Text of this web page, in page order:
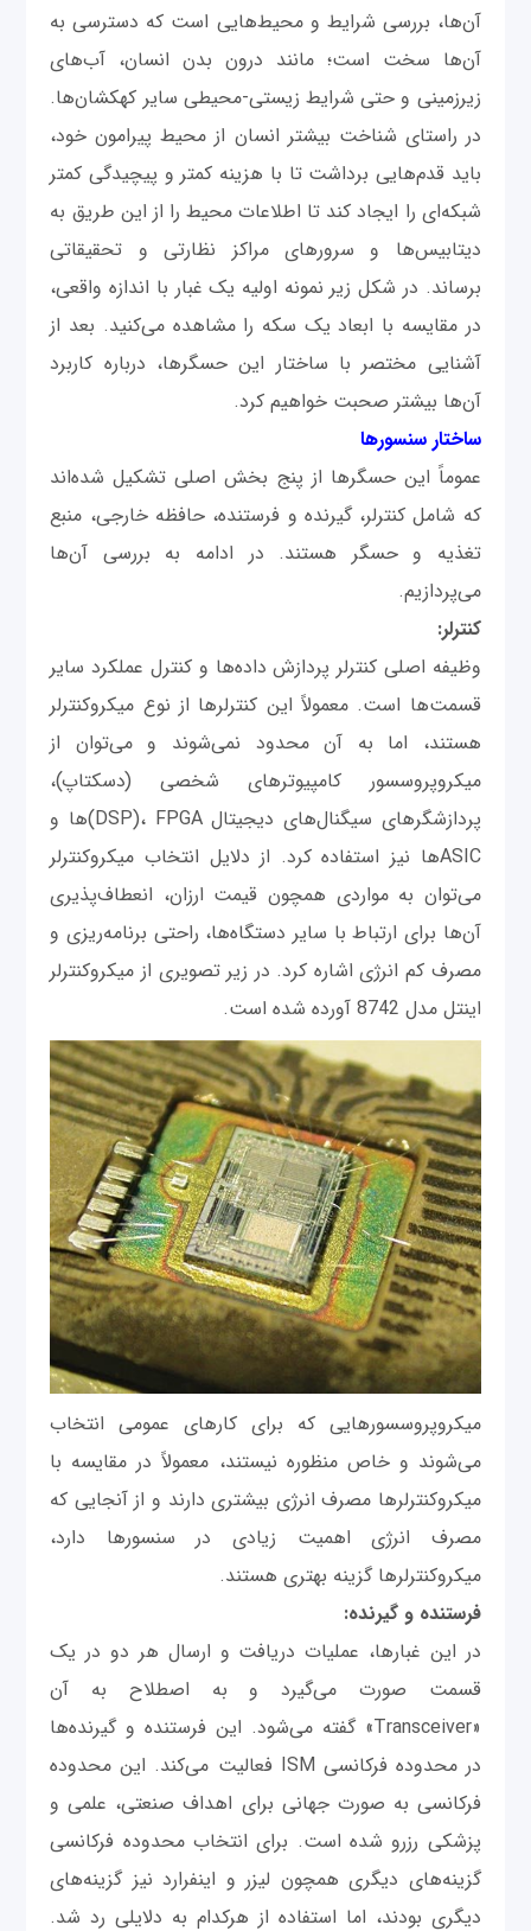
آن‌ها، بررسی شرایط و محیط‌هایی است که دسترسی به
آن‌ها سخت است؛ مانند درون بدن انسان، آب‌های
زیرزمینی و حتی شرایط زیستی-محیطی سایر کهکشان‌ها.
در راستای شناخت بیشتر انسان از محیط پیرامون خود،
باید قدم‌هایی برداشت تا با هزینه کمتر و پیچیدگی کمتر
شبکه‌ای را ایجاد کند تا اطلاعات محیط را از این طریق به
دیتابیس‌ها و سرورهای مراکز نظارتی و تحقیقاتی
برساند. در شکل زیر نمونه اولیه یک غبار با اندازه واقعی،
در مقایسه با ابعاد یک سکه را مشاهده می‌کنید. بعد از
آشنایی مختصر با ساختار این حسگرها، درباره کاربرد
آن‌ها بیشتر صحبت خواهیم کرد.
ساختار سنسورها
عموماً این حسگرها از پنج بخش اصلی تشکیل شده‌اند
که شامل کنترلر، گیرنده و فرستنده، حافظه خارجی، منبع
تغذیه و حسگر هستند. در ادامه به بررسی آن‌ها
می‌پردازیم.
کنترلر:
وظیفه اصلی کنترلر پردازش داده‌ها و کنترل عملکرد سایر
قسمت‌ها است. معمولاً این کنترلرها از نوع میکروکنترلر
هستند، اما به آن محدود نمی‌شوند و می‌توان از
میکروپروسسور کامپیوترهای شخصی (دسکتاپ)،
پردازشگرهای سیگنال‌های دیجیتال DSP)، FPGA)ها و
ASICها نیز استفاده کرد. از دلایل انتخاب میکروکنترلر
می‌توان به مواردی همچون قیمت ارزان، انعطاف‌پذیری
آن‌ها برای ارتباط با سایر دستگاه‌ها، راحتی برنامه‌ریزی و
مصرف کم انرژی اشاره کرد. در زیر تصویری از میکروکنترلر
اینتل مدل 8742 آورده شده است.
میکروپروسسورهایی که برای کارهای عمومی انتخاب
می‌شوند و خاص منظوره نیستند، معمولاً در مقایسه با
میکروکنترلرها مصرف انرژی بیشتری دارند و از آنجایی که
مصرف انرژی اهمیت زیادی در سنسورها دارد،
میکروکنترلرها گزینه بهتری هستند.
فرستنده و گیرنده:
در این غبارها، عملیات دریافت و ارسال هر دو در یک
قسمت صورت می‌گیرد و به اصطلاح به آن
«Transceiver» گفته می‌شود. این فرستنده و گیرنده‌ها
در محدوده فرکانسی ISM فعالیت می‌کند. این محدوده
فرکانسی به صورت جهانی برای اهداف صنعتی، علمی و
پزشکی رزرو شده است. برای انتخاب محدوده فرکانسی
گزینه‌های دیگری همچون لیزر و اینفرارد نیز گزینه‌های
دیگری بودند، اما استفاده از هرکدام به دلایلی رد شد.